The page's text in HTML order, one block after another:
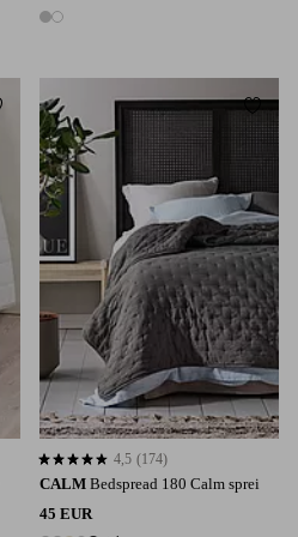
2 kleuren
aan favorieten
CALM Bedspread 180 Calm sprei
45 EUR
4,5 op basis van 174 beoordelingen
4,5 (174)